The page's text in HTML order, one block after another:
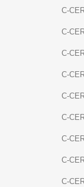
C-
C-
C-
C-
C-
C-
C-
C-
C-